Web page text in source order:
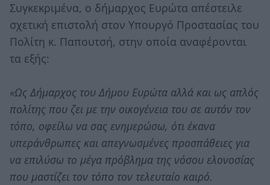
Συγκεκριμένα, ο δήμαρχος Ευρώτα απέστειλε
σχετική επιστολή στον Υπουργό Προστασίας του
Πολίτη κ. Παπουτσή, στην οποία αναφέρονται
τα εξής:
«Ως Δήμαρχος του Δήμου Ευρώτα αλλά και ως απλός
πολίτης που ζει με την οικογένεια του σε αυτόν τον
τόπο, οφείλω να σας ενημερώσω, ότι έκανα
υπεράνθρωπες και απεγνωσμένες προσπάθειες για
να επιλύσω το μέγα πρόβλημα της νόσου ελονοσίας
που μαστίζει τον τόπο τον τελευταίο καιρό.